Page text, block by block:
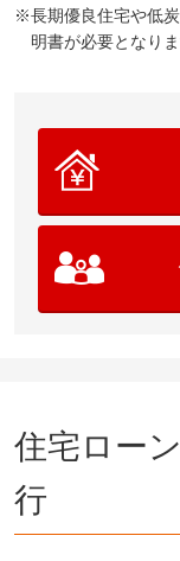
長期優良住宅や低
明書が必要となりま
住宅ロー
行